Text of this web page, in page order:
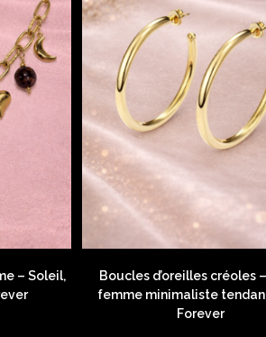
– Soleil,
Boucles d’oreilles créoles
femme minimaliste
Forever